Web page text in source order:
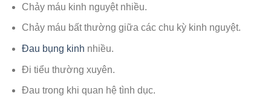
Chảy máu kinh nguyệt nhiều.
Chảy máu bất thường giữa các chu kỳ kinh nguyệt.
Đau bụng kinh nhiều.
Đi tiểu thường xuyên.
Đau trong khi quan hệ tình dục.